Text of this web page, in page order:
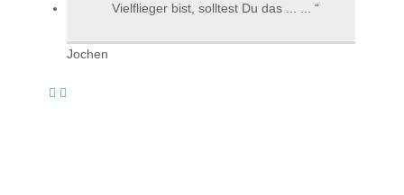
Vielflieger bist, solltest Du das ... ...
Jochen